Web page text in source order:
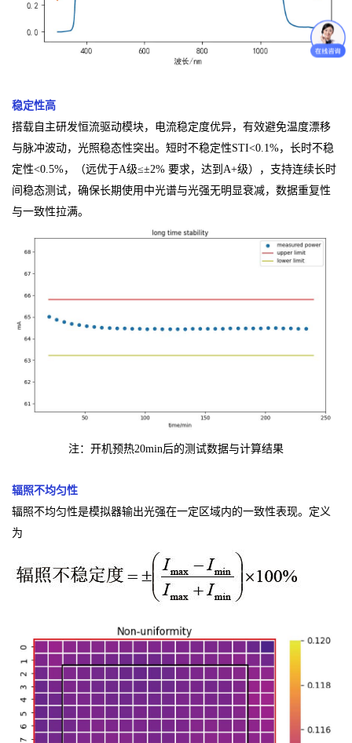
稳定性高
搭载自主研发恒流驱动模块，电流稳定度优异，有效避免温度漂移
与脉冲波动，光照稳态性突出。短时不稳定性STI<0.1%，长时不稳
定性<0.5%，（远优于A级≤±2% 要求，达到A+级），支持连续长时
间稳态测试，确保长期使用中光谱与光强无明显衰减，数据重复性
与一致性拉满。
注：开机预热20min后的测试数据与计算结果
辐照不均匀性
辐照不均匀性是模拟器输出光强在一定区域内的一致性表现。定义
为